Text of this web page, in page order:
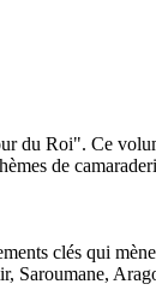
Roi". Ce
de
clés qui
Saroumane,